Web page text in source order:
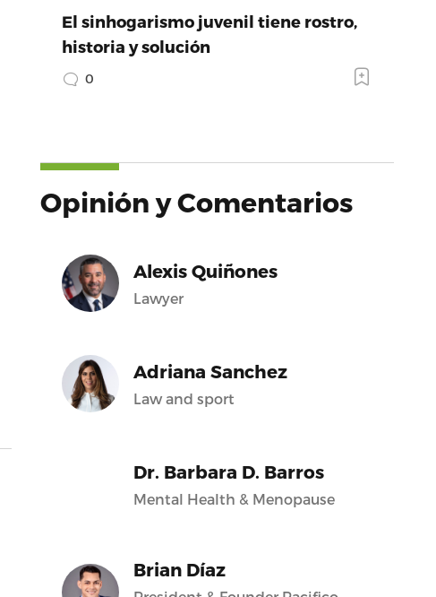
El sinhogarismo juvenil tiene rostro,
historia y solución
0
Opinión y Comentarios
Alexis Quiñones
Lawyer
Adriana Sanchez
Law and sport
Dr. Barbara D. Barros
Mental Health & Menopause
Brian Díaz